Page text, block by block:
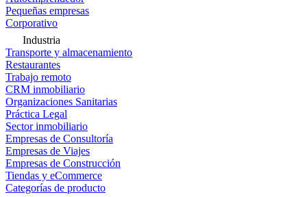
Pequeñas empresas
Corporativo
Industria
Transporte y almacenamiento
Restaurantes
Trabajo remoto
CRM inmobiliario
Organizaciones Sanitarias
Práctica Legal
Sector inmobiliario
Empresas de Consultoría
Empresas de Viajes
Empresas de Construcción
Tiendas y eCommerce
Categorías de producto